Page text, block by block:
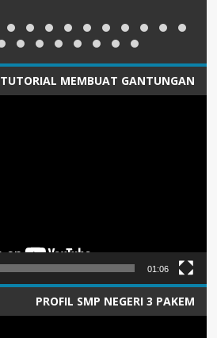
TUTORIAL MEMBUAT GANTUNGAN
01:06
PROFIL SMP NEGERI 3 PAKEM